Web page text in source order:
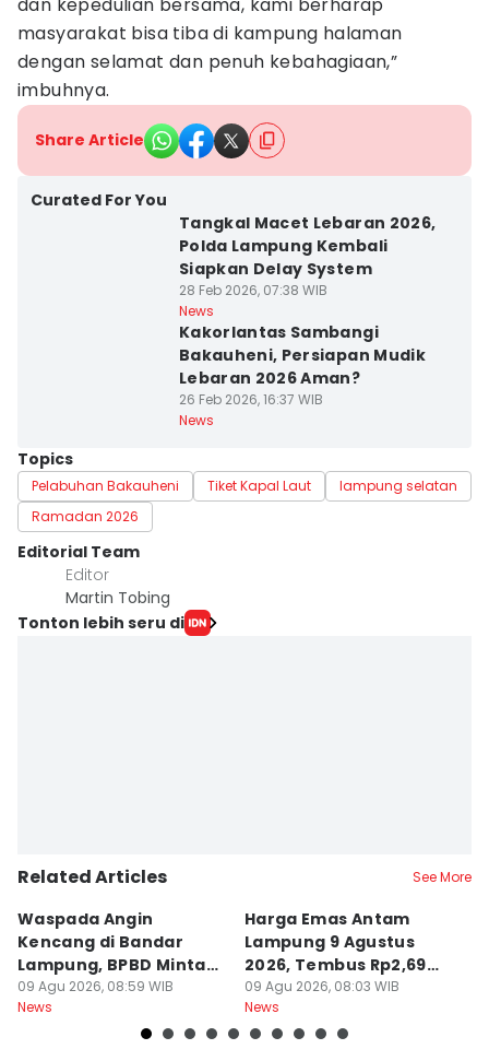
masyarakat bisa tiba di kampung halaman
dengan selamat dan penuh kebahagiaan,”
imbuhnya.
Share Article
Curated For You
Tangkal Macet Lebaran 2026,
Polda Lampung Kembali
Siapkan Delay System
28 Feb 2026, 07:38 WIB
News
Kakorlantas Sambangi
Bakauheni, Persiapan Mudik
Lebaran 2026 Aman?
26 Feb 2026, 16:37 WIB
News
Topics
Pelabuhan Bakauheni Tiket Kapal Laut lampung selatan
Ramadan 2026
Editorial Team
Editor
Martin Tobing
Tonton lebih seru di
Related Articles See More
Waspada Angin
Kencang di Bandar
Lampung, BPBD Minta
Warga Berhati-Hati
09 Agu 2026, 08:59 WIB
News
Harga Emas Antam
Lampung 9 Agustus
2026, Tembus Rp2,69
Juta
09 Agu 2026, 08:03 WIB
News